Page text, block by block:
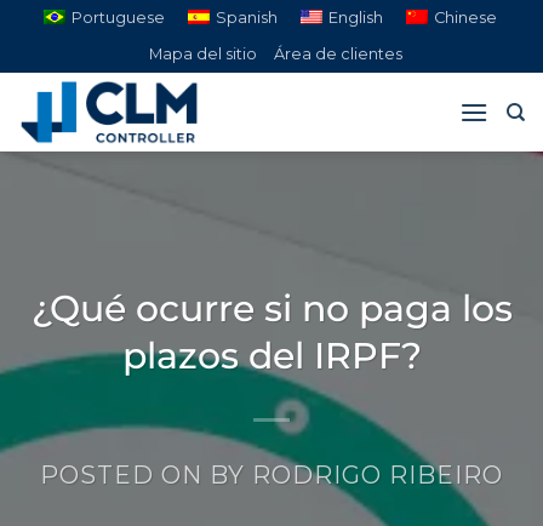
Saltar
contenido
Portuguese Spanish English
Chinese
Mapa del sitio
Área de clientes
¿Qué ocurre si no paga los
plazos del IRPF?
POSTED ON BY RODRIGO RIBEIRO